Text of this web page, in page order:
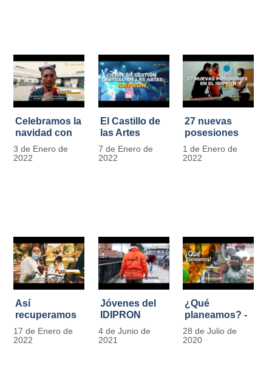
Celebramos la
navidad con
los Niños y
Niñas de los
3 de Enero de
2022
El Castillo de
las Artes
celebra su
primer año
7 de Enero de
2022
27 nuevas
posesiones
en el IDIPRON
1 de Enero de
2022
Así
recuperamos
las bancas del
Park Way
17 de Enero de
2022
Jóvenes del
IDIPRON
comprometidos
con la
4 de Junio de
2021
¿Qué
planeamos? -
Por Carlos
Marín, director
28 de Julio de
2020